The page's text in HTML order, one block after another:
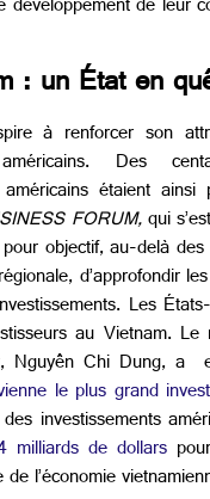
développement de leur
: un État en
à renforcer son
Des
étaient
FORUM,qui
objectif, au-delà
d’approfondir
Les
au Vietnam.
Nguyên Chi Dung, a
le plus grand
investissements
milliards de dollars
de l’économie